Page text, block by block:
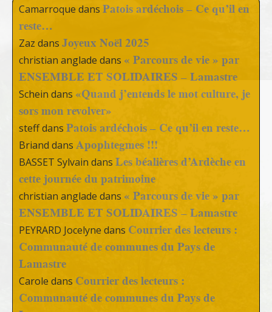
Camarroque dans Patois ardéchois – Ce qu’il en
reste…
Zaz dans Joyeux Noël 2025
christian anglade dans « Parcours de vie » par
ENSEMBLE ET SOLIDAIRES – Lamastre
Schein dans «Quand j’entends le mot culture, je
sors mon revolver»
steffdans Patois ardéchois – Ce qu’il en reste…
Briand dans Apophtegmes !!!
BASSET Sylvain dans Les béalières d’Ardèche en
cette journée du patrimoine
christian anglade dans « Parcours de vie » par
ENSEMBLE ET SOLIDAIRES – Lamastre
PEYRARD Jocelyne dans Courrier des lecteurs :
Communauté de communes du Pays de
Lamastre
Carole dans Courrier des lecteurs :
Communauté de communes du Pays de